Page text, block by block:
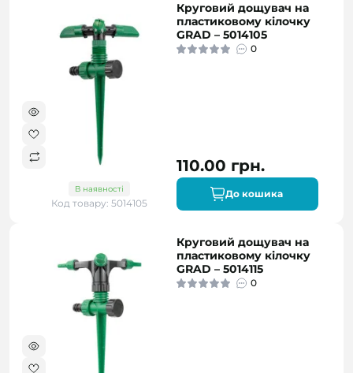
В наявності
Код товару: 5014105
Круговий дощувач на
пластиковому кілочку
GRAD – 5014105
0
110.00 грн.
До кошика
Круговий дощувач на
пластиковому кілочку
GRAD – 5014115
0